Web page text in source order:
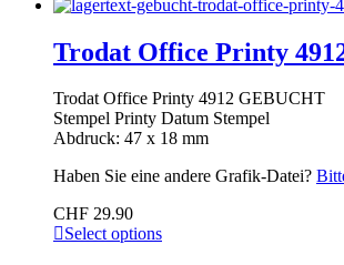
Trodat Office Printy
Trodat Office Printy 4912 GEBUCHT
Stempel Printy Datum Stempel
Abdruck: 47 x 18 mm
Haben Sie eine andere Grafik-Datei?
CHF 29.90
Select options